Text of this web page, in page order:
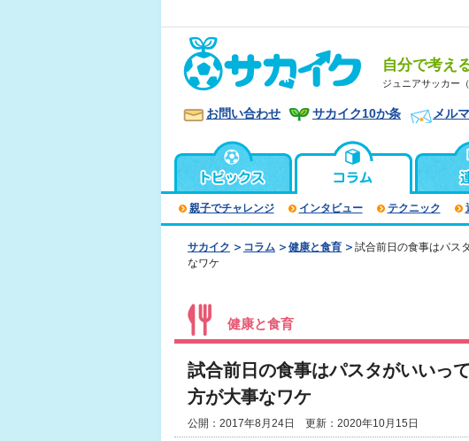
自分で考え
ジュニアサッカー
お問い合わせ サカイク10か条 メル
親子でチャレンジ インタビュー テクニック
サカイク コラム 健康と食育
試合前日の食事はパス
なワケ
健康と食育
試合前日の食事はパスタがいい
方が大事なワケ
公開：2017年8月24日 更新：2020年10月15日